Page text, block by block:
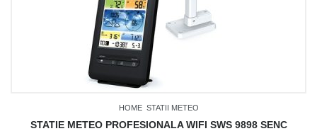
HOME STATII METEO
STATIE METEO PROFESIONALA WIFI SWS 9898 SENC